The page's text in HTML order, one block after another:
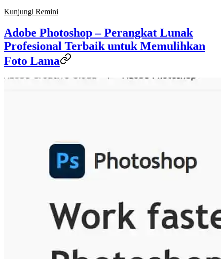
Kunjungi Remini
Adobe Photoshop – Perangkat Lunak
Profesional Terbaik untuk Memulihkan
Foto Lama